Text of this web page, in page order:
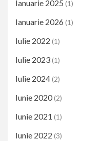
Ianuarie 2025 (1)
Ianuarie 2026 (1)
Iulie 2022 (1)
Iulie 2023(1)
Iulie 2024(2)
Iunie 2020(2)
Iunie 2021 (1)
Iunie 2022 (3)